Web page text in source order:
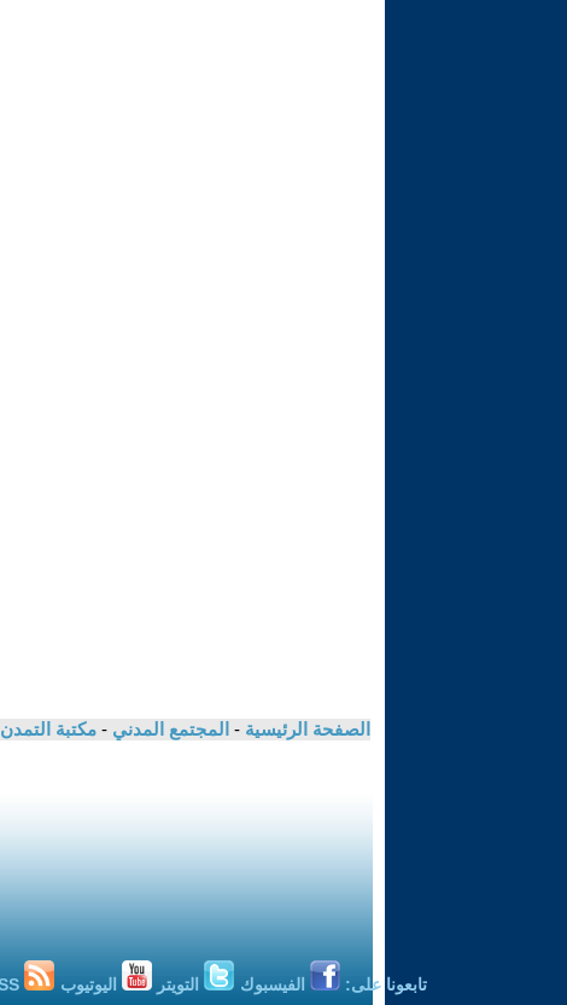
الصفحة الرئيسية - المجتمع المدني - مكتبة التمدن
تابعونا على: الفيسبوك التويتر اليوتيوب